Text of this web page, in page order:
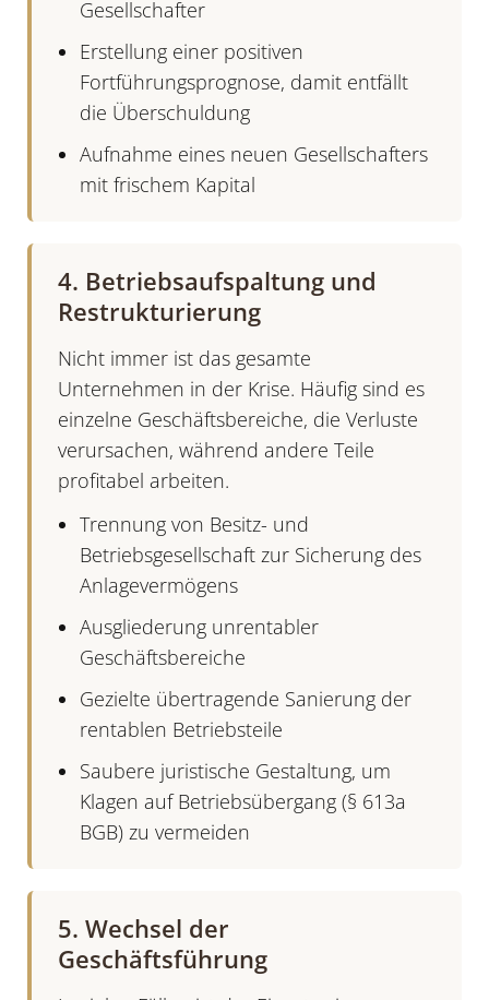
Gesellschafter
Erstellung einer positiven
Fortführungsprognose, damit entfällt
die Überschuldung
Aufnahme eines neuen Gesellschafters
mit frischem Kapital
4. Betriebsaufspaltung und
Restrukturierung
Nicht immer ist das gesamte
Unternehmen in der Krise. Häufig sind es
einzelne Geschäftsbereiche, die Verluste
verursachen, während andere Teile
profitabel arbeiten.
Trennung von Besitz- und
Betriebsgesellschaft zur Sicherung des
Anlagevermögens
Ausgliederung unrentabler
Geschäftsbereiche
Gezielte übertragende Sanierung der
rentablen Betriebsteile
Saubere juristische Gestaltung, um
Klagen aufBetriebsübergang (§ 613a
BGB) zu vermeiden
5. Wechsel der
Geschäftsführung